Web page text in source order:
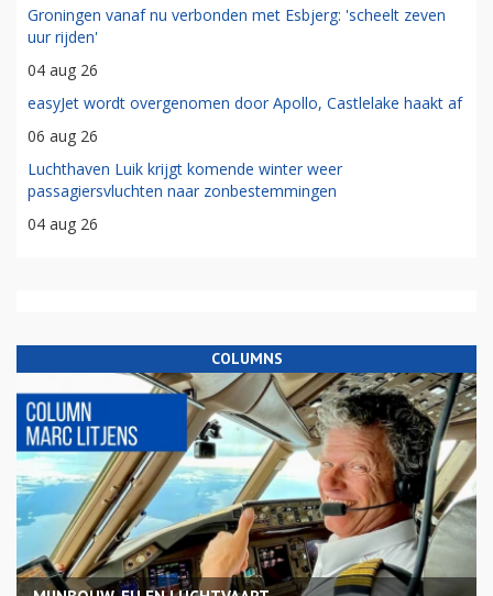
Groningen vanaf nu verbonden met Esbjerg: 'scheelt zeven
uur rijden'
04 aug 26
easyJet wordt overgenomen door Apollo, Castlelake haakt af
06 aug 26
Luchthaven Luik krijgt komende winter weer
passagiersvluchten naar zonbestemmingen
04 aug 26
COLUMNS